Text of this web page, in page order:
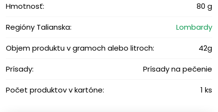
Hmotnosť: 80 g
Regióny Talianska: Lombardy
Objem produktu v gramoch alebo litroch: 42g
Prísady: Prísady na pečenie
Počet produktov v kartóne: 1 ks